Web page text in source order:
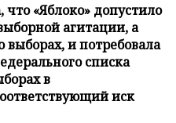
«Яблоко» допустило
агитации, а
выборах, и потребовала
списка
в
иск